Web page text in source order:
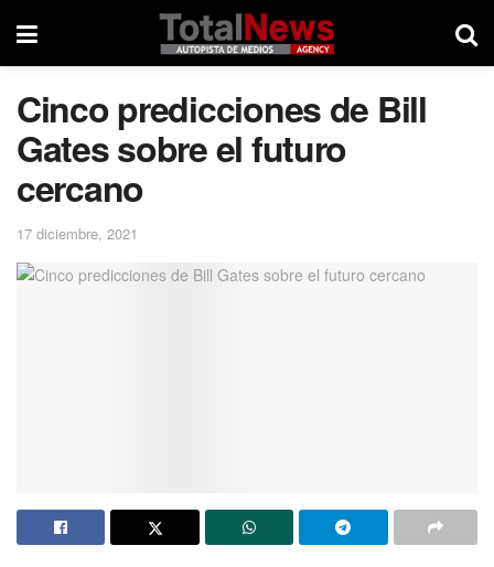
Cinco predicciones de Bill
Gates sobre el futuro
cercano
17 diciembre, 2021